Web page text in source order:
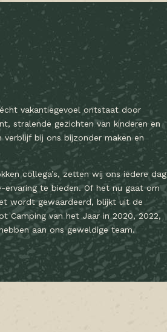
vakantiegevoel ontstaat door
stralende gezichten van kinderen en
bij ons bijzonder maken en
collega’s, zetten wij ons iedere dag
ervaring te bieden. Of het nu gaat om
wordt gewaardeerd, blijkt uit de
Camping van het Jaar in 2020, 2022,
aan ons geweldige team.